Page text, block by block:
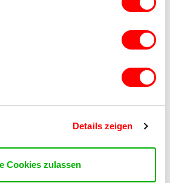
Details zeigen
Cookies zulassen